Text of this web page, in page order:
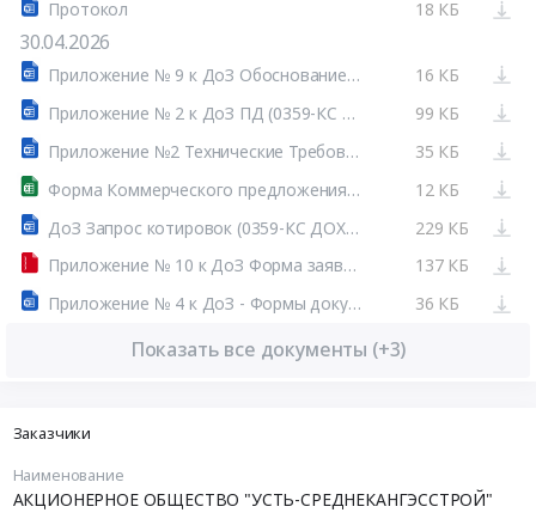
Протокол
18 КБ
30.04.2026
Приложение № 9 к ДоЗ Обоснование НМЦ (лот 0359-КС ДОХ-2026-УСГС).docx
16 КБ
Приложение № 2 к ДоЗ ПД (0359-КС ДОХ2026-УСГС).docx
99 КБ
Приложение №2 Технические Требования.docx
35 КБ
Форма Коммерческого предложения и Структуры НМЦ.xlsx
12 КБ
ДоЗ Запрос котировок (0359-КС ДОХ2026-УСГС).docx
229 КБ
Приложение № 10 к ДоЗ Форма заявки на аккредитацию.rar
137 КБ
Приложение № 4 к ДоЗ - Формы документов заявки (любой участник).docx
36 КБ
Показать все документы (+3)
Заказчики
Наименование
АКЦИОНЕРНОЕ ОБЩЕСТВО "УСТЬ-СРЕДНЕКАНГЭССТРОЙ"